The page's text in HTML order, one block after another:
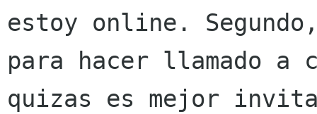
estoy online.
para hacer llamado a
quizas es mejor